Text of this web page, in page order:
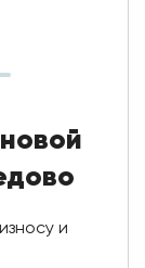
и